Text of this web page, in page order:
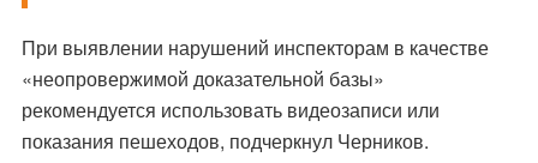
При выявлении нарушений инспекторам в качестве
«неопровержимой доказательной базы»
рекомендуется использовать видеозаписи или
показания пешеходов, подчеркнул Черников.